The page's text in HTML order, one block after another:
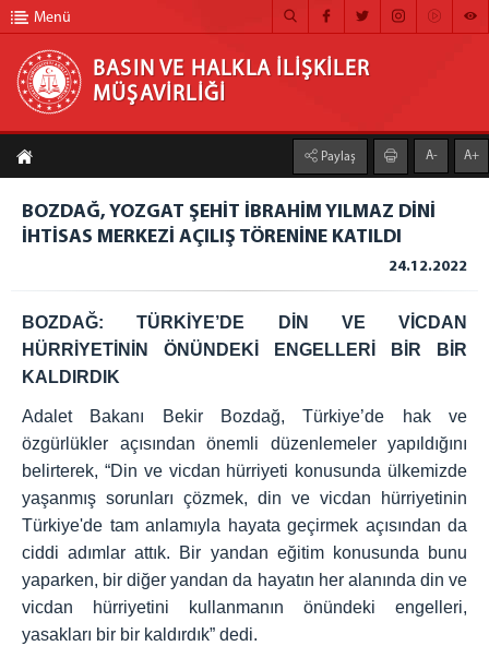
BASIN VE HALKLA İLİŞKİLER MÜŞAVİRLİĞİ
ANA SAYFA
MÜŞAVİRLİĞİMİZ
GÖRÜNTÜLÜ HABER
BÜLTEN
Menü
BASIN VE HALKLA İLİŞKİLER
MÜŞAVİRLİĞİ
Paylaş A- A+
BOZDAĞ, YOZGAT ŞEHİT İBRAHİM YILMAZ DİNİ
İHTİSAS MERKEZİ AÇILIŞ TÖRENİNE KATILDI
24.12.2022
BOZDAĞ: TÜRKİYE’DE DİN VE VİCDAN
HÜRRİYETİNİN ÖNÜNDEKİ ENGELLERİ BİR BİR
KALDIRDIK
Adalet Bakanı Bekir Bozdağ, Türkiye’de hak ve
özgürlükler açısından önemli düzenlemeler yapıldığını
belirterek, “Din ve vicdan hürriyeti konusunda ülkemizde
yaşanmış sorunları çözmek, din ve vicdan hürriyetinin
Türkiye'de tam anlamıyla hayata geçirmek açısından da
ciddi adımlar attık. Bir yandan eğitim konusunda bunu
yaparken, bir diğer yandan da hayatın her alanında din ve
vicdan hürriyetini kullanmanın önündeki engelleri,
yasakları bir bir kaldırdık” dedi.